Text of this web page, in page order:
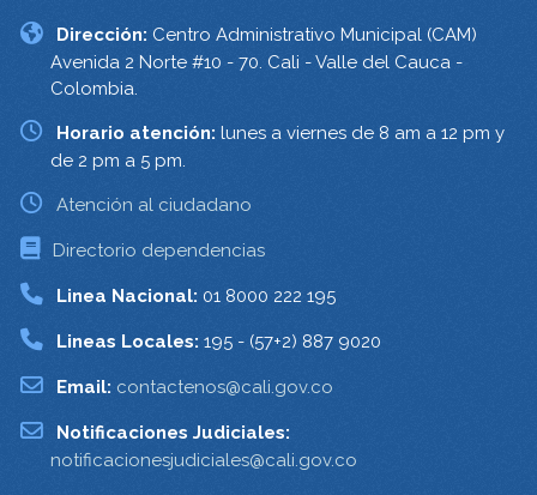
Dirección: Centro Administrativo Municipal (CAM)
Avenida 2 Norte #10 - 70. Cali - Valle del Cauca -
Colombia.
Horario atención: lunes a viernes de 8 am a 12 pm y
de 2 pm a 5 pm.
Atención al ciudadano
Directorio dependencias
Linea Nacional: 01 8000 222 195
Lineas Locales: 195 - (57+2) 887 9020
Email: contactenos@cali.gov.co
Notificaciones Judiciales:
notificacionesjudiciales@cali.gov.co